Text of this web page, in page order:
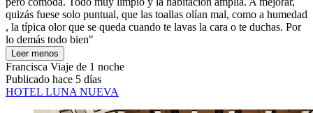
quizás fuese solo puntual, que las toallas olían mal, como a humedad
, la típica olor que se queda cuando te lavas la cara o te duchas. Por
lo demás todo bien"
Leer menos
Francisca Viaje de 1 noche
Publicado hace 5 días
HOTEL LUNA NUEVA